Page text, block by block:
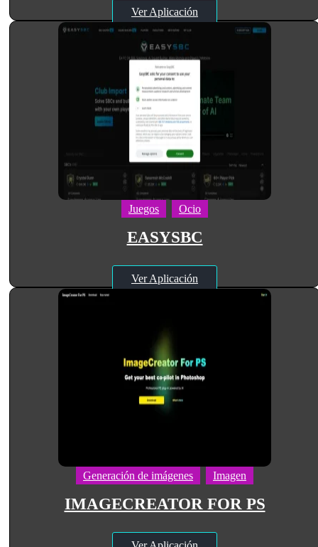
Ver Aplicación
Juegos Ocio
EASYSBC
Ver Aplicación
Generación de imágenes Imagen
IMAGECREATOR FOR PS